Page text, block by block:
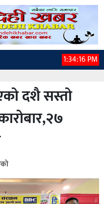
1:34:17 PM
दशै सस्तो